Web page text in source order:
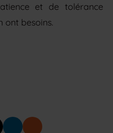
et de tolérance
ont besoins.